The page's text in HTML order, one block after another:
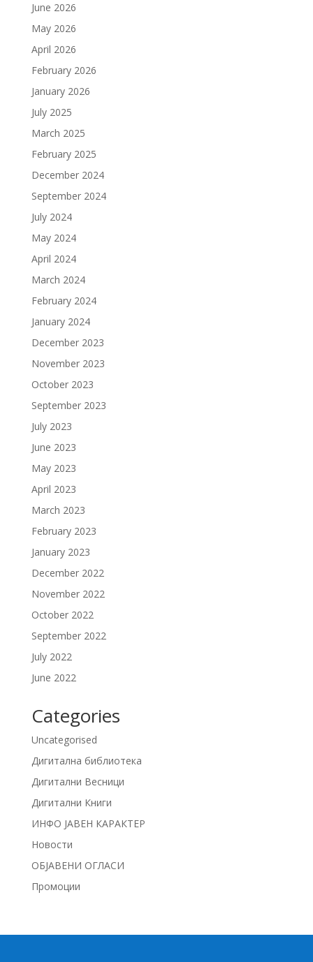
June 2026
May 2026
April 2026
February 2026
January 2026
July 2025
March 2025
February 2025
December 2024
September 2024
July 2024
May 2024
April 2024
March 2024
February 2024
January 2024
December 2023
November 2023
October 2023
September 2023
July 2023
June 2023
May 2023
April 2023
March 2023
February 2023
January 2023
December 2022
November 2022
October 2022
September 2022
July 2022
June 2022
Categories
Uncategorised
Дигитална библиотека
Дигитални Весници
Дигитални Книги
ИНФО ЈАВЕН КАРАКТЕР
Новости
ОБЈАВЕНИ ОГЛАСИ
Промоции